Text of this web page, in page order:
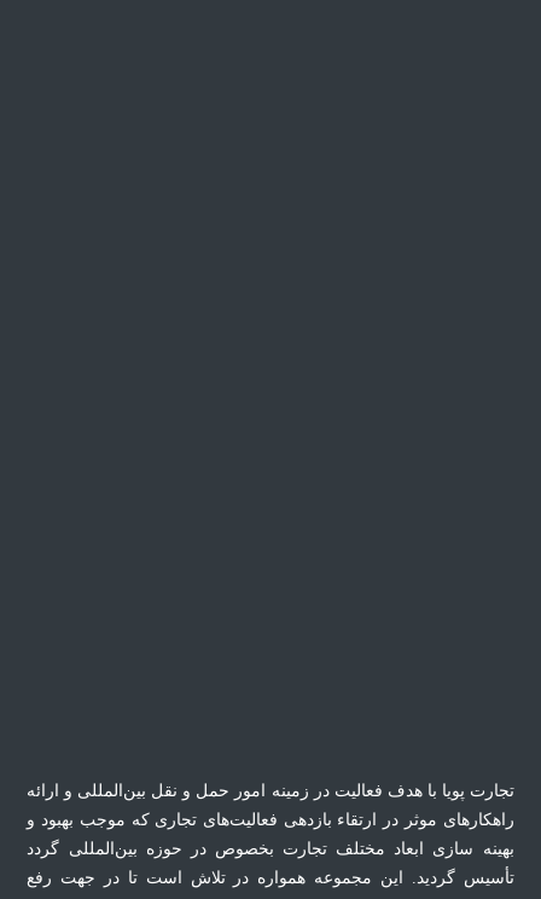
تجارت پویا با هدف فعالیت در زمینه امور حمل ‌و‌ نقل بین‌المللی و ارائه
راهکار‌های موثر در ارتقاء بازدهی فعالیت‌های تجاری که موجب بهبود و
بهینه سازی ابعاد مختلف تجارت بخصوص در حوزه بین‌المللی گردد
تأسیس گردید. این مجموعه همواره در تلاش است تا در جهت رفع